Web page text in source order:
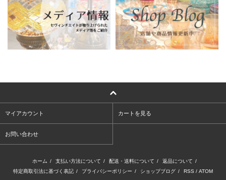
マイアカウント カートを見る
お問い合わせ
ホーム / 支払い方法について / 配送・送料について / 返品について /
特定商取引法に基づく表記 / プライバシーポリシー / ショップブログ / RSS / ATOM